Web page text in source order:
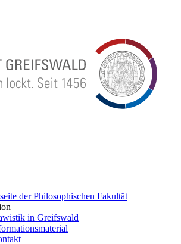
der Philosophischen Fakultät
in Greifswald